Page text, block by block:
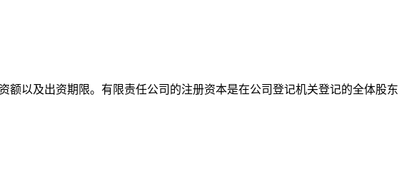
以及出资期限。有限责任公司的注册资本是在公司登记机关登记的全体股东